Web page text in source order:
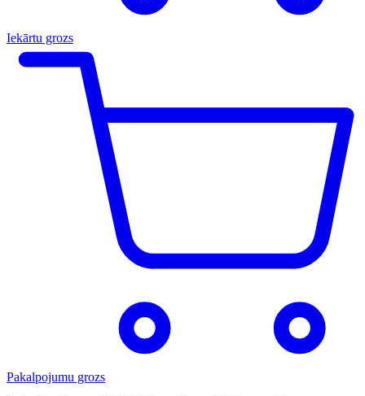
Iekārtu grozs
Pakalpojumu grozs